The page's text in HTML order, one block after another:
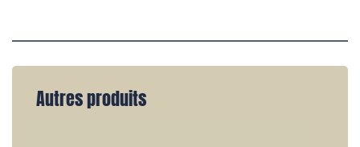
Autres produits